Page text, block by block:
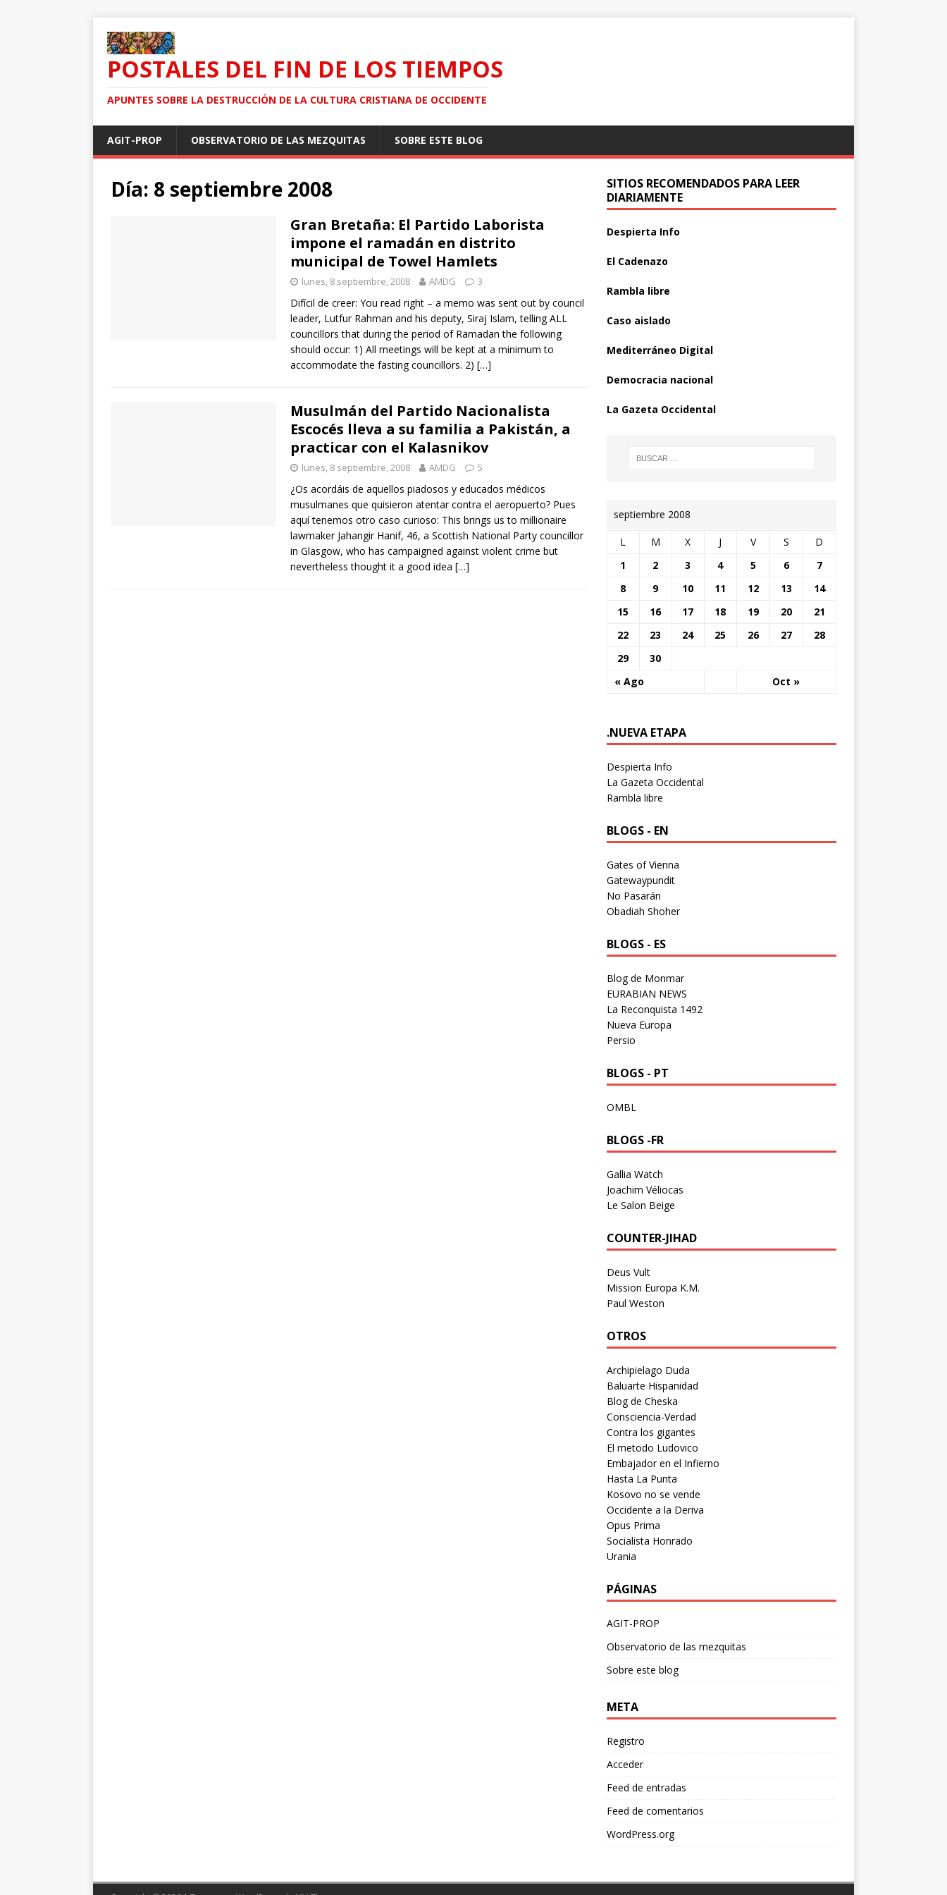
POSTALES DEL FIN DE LOS TIEMPOS
APUNTES SOBRE LA DESTRUCCIÓN DE LA CULTURA CRISTIANA DE OCCIDENTE
AGIT-PROP OBSERVATORIO DE LAS MEZQUITAS SOBRE ESTE BLOG
Día: 8 septiembre 2008
Gran Bretaña: El Partido Laborista
impone el ramadán en distrito
municipal de Towel Hamlets
lunes, 8 septiembre, 2008 AMDG 3
Difícil de creer: You read right – a memo was sent out by council
leader, Lutfur Rahman and his deputy, Siraj Islam, telling ALL
councillors that during the period of Ramadan the following
should occur: 1) All meetings will be kept at a minimum to
accommodate the fasting councillors. 2) […]
Musulmán del Partido Nacionalista
Escocés lleva a su familia a Pakistán, a
practicar con el Kalasnikov
lunes, 8 septiembre, 2008 AMDG 5
¿Os acordáis de aquellos piadosos y educados médicos
musulmanes que quisieron atentar contra el aeropuerto? Pues
aquí tenemos otro caso curioso: This brings us to millionaire
lawmaker Jahangir Hanif, 46, a Scottish National Party councillor
in Glasgow, who has campaigned against violent crime but
nevertheless thought it a good idea […]
SITIOS RECOMENDADOS PARA LEER
DIARIAMENTE
Despierta Info
El Cadenazo
Rambla libre
Caso aislado
Mediterráneo Digital
Democracia nacional
La Gazeta Occidental
septiembre 2008
L M X J V S D
« Ago Oct »
1 2 3 4 5 6
7
8
9 10 11 12 13
14
15
16 17 18 19 20
21
22
23 24 25 26 27
28
29
30
.NUEVA ETAPA
Despierta Info
La Gazeta Occidental
Rambla libre
BLOGS - EN
Gates of Vienna
Gatewaypundit
No Pasarán
Obadiah Shoher
BLOGS - ES
Blog de Monmar
EURABIAN NEWS
La Reconquista 1492
Nueva Europa
Persio
BLOGS - PT
OMBL
BLOGS -FR
Gallia Watch
Joachim Véliocas
Le Salon Beige
COUNTER-JIHAD
Deus Vult
Mission Europa K.M.
Paul Weston
OTROS
Archipielago Duda
Baluarte Hispanidad
Blog de Cheska
Consciencia-Verdad
Contra los gigantes
El metodo Ludovico
Embajador en el Infierno
Hasta La Punta
Kosovo no se vende
Occidente a la Deriva
Opus Prima
Socialista Honrado
Urania
PÁGINAS
AGIT-PROP
Observatorio de las mezquitas
Sobre este blog
META
Registro
Acceder
Feed de entradas
Feed de comentarios
WordPress.org